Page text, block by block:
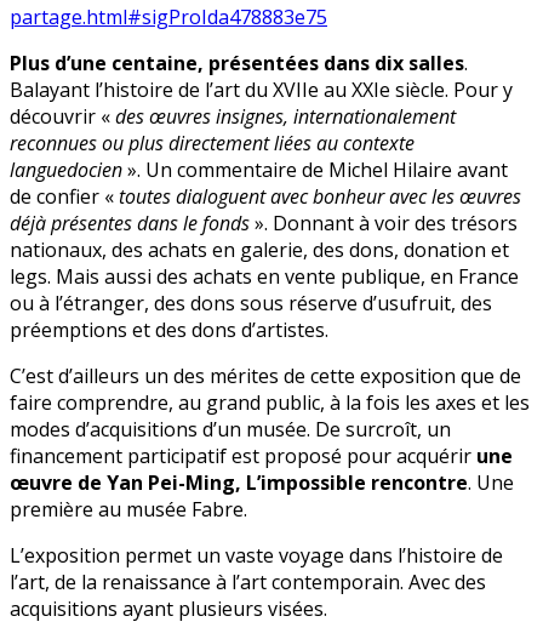
partage.html#sigProIda478883e75
Plus d’une centaine, présentées dans dix salles.
Balayant l’histoire de l’art du XVIIe au XXIe siècle. Pour y
découvrir «des œuvres insignes, internationalement
reconnues ou plus directement liées au contexte
languedocien». Un commentaire de Michel Hilaire avant
de confier «toutes dialoguent avec bonheur avec les œuvres
déjà présentes dans le fonds». Donnant à voir des trésors
nationaux, des achats en galerie, des dons, donation et
legs. Mais aussi des achats en vente publique, en France
ou à l’étranger, des dons sous réserve d’usufruit, des
préemptions et des dons d’artistes.
C’est d’ailleurs un des mérites de cette exposition que de
faire comprendre, au grand public, à la fois les axes et les
modes d’acquisitions d’un musée. De surcroît, un
financement participatif est proposé pour acquérir une
œuvre de Yan Pei-Ming, L’impossible rencontre. Une
première au musée Fabre.
L’exposition permet un vaste voyage dans l’histoire de
l’art, de la renaissance à l’art contemporain. Avec des
acquisitions ayant plusieurs visées.